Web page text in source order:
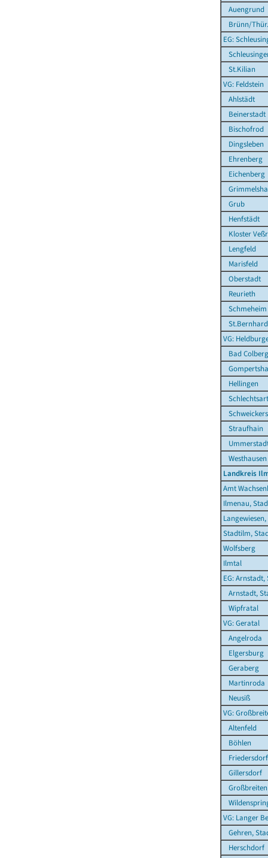
Auengrund
Brünn/Thür.
EG:
St.Kilian
VG: Feldstein
Ahlstädt
Beinerstadt
Bischofrod
Dingsleben
Ehrenberg
Eichenberg
Grub
Henfstädt
Kloster
Lengfeld
Marisfeld
Oberstadt
Reurieth
Schmeheim
St.Bernhard
VG:
Bad
Hellingen
Schlechtsart
Straufhain
Westhausen
Landkreis
Amt
Ilmenau,
Stadtilm,
Wolfsberg
Ilmtal
EG: Arnstadt,
Arnstadt,
Wipfratal
VG: Geratal
Angelroda
Elgersburg
Geraberg
Martinroda
Neusiß
VG:
Altenfeld
Böhlen
Friedersdorf
Gillersdorf
VG: Langer
Gehren,
Herschdorf